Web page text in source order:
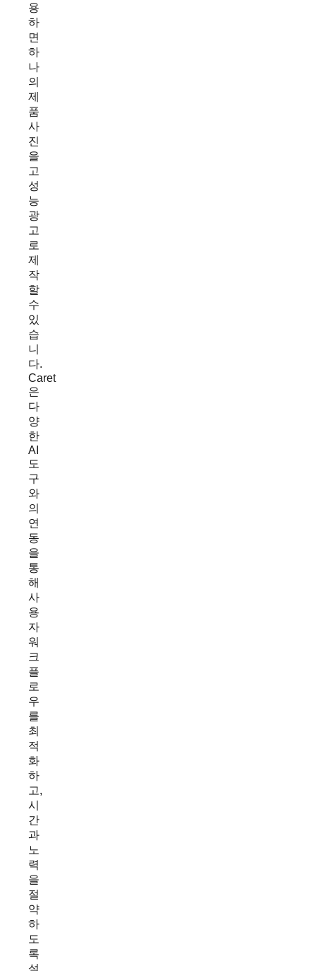
용
하
면
하
나
의
제
품
사
진
을
고
성
능
광
고
로
제
작
할
수
있
습
니
다.
Caret
은
다
양
한
AI
도
구
와
의
연
동
을
통
해
사
용
자
워
크
플
로
우
를
최
적
화
하
고,
시
간
과
노
력
을
절
약
하
도
록
설